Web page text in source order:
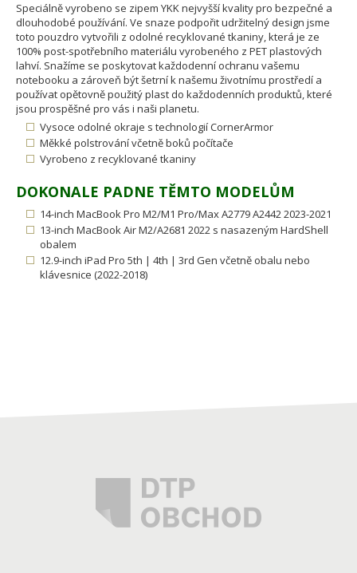
Speciálně vyrobeno se zipem YKK nejvyšší kvality pro bezpečné a
dlouhodobé používání. Ve snaze podpořit udržitelný design jsme
toto pouzdro vytvořili z odolné recyklované tkaniny, která je ze
100% post-spotřebního materiálu vyrobeného z PET plastových
lahví. Snažíme se poskytovat každodenní ochranu vašemu
notebooku a zároveň být šetrní k našemu životnímu prostředí a
používat opětovně použitý plast do každodenních produktů, které
jsou prospěšné pro vás i naši planetu.
Vysoce odolné okraje s technologií CornerArmor
Měkké polstrování včetně boků počítače
Vyrobeno z recyklované tkaniny
DOKONALE PADNE TĚMTO MODELŮM
14-inch MacBook Pro M2/M1 Pro/Max A2779 A2442 2023-2021
13-inch MacBook Air M2/A2681 2022 s nasazeným HardShell
obalem
12.9-inch iPad Pro 5th | 4th | 3rd Gen včetně obalu nebo
klávesnice (2022-2018)